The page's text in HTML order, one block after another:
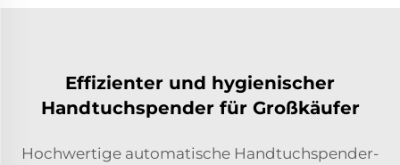
Effizienter und hygienischer
Handtuchspender für Großkäufer
Hochwertige automatische Handtuchspender-